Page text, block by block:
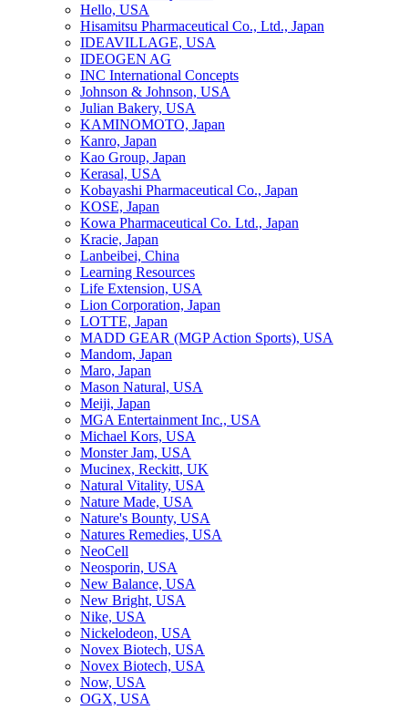
Hello, USA
Hisamitsu Pharmaceutical Co., Ltd., Japan
IDEAVILLAGE, USA
IDEOGEN AG
INC International Concepts
Johnson & Johnson, USA
Julian Bakery, USA
KAMINOMOTO, Japan
Kanro, Japan
Kao Group, Japan
Kerasal, USA
Kobayashi Pharmaceutical Co., Japan
KOSE, Japan
Kowa Pharmaceutical Co. Ltd., Japan
Kracie, Japan
Lanbeibei, China
Learning Resources
Life Extension, USA
Lion Corporation, Japan
LOTTE, Japan
MADD GEAR (MGP Action Sports), USA
Mandom, Japan
Maro, Japan
Mason Natural, USA
Meiji, Japan
MGA Entertainment Inc., USA
Michael Kors, USA
Monster Jam, USA
Mucinex, Reckitt, UK
Natural Vitality, USA
Nature Made, USA
Nature's Bounty, USA
Natures Remedies, USA
NeoCell
Neosporin, USA
New Balance, USA
New Bright, USA
Nike, USA
Niсkelodeon, USA
Novex Biotech, USA
Novex Biotech, USA
Now, USA
OGX, USA